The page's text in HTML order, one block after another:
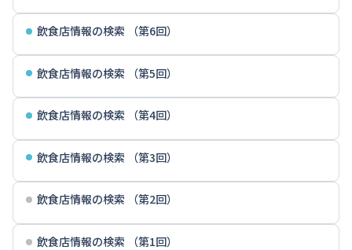
飲食店情報の検索 （第6回）
飲食店情報の検索 （第5回）
飲食店情報の検索 （第4回）
飲食店情報の検索 （第3回）
飲食店情報の検索 （第2回）
飲食店情報の検索 （第1回）